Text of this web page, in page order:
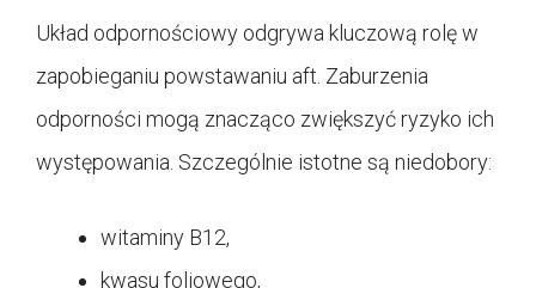
Układ odpornościowy odgrywa kluczową rolę w
zapobieganiu powstawaniu aft. Zaburzenia
odporności mogą znacząco zwiększyć ryzyko ich
występowania. Szczególnie istotne są niedobory:
witaminy B12,
kwasu foliowego,